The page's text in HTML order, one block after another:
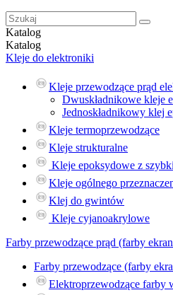
Katalog
Katalog
Kleje do elektroniki
Kleje przewodzące prąd
Dwuskładnikowe kleje
Jednoskładnikowy klej
Kleje termoprzewodzące
Kleje strukturalne
Kleje epoksydowe z
Kleje ogólnego
Klej do gwintów
Kleje cyjanoakrylowe
Farby przewodzące prąd (farby
Farby przewodzące (farby
Elektroprzewodzące farby